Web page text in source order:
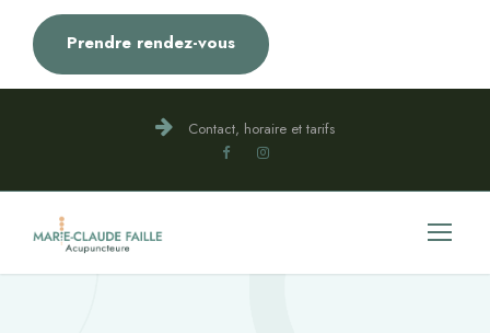
Prendre rendez-vous
Contact, horaire et tarifs